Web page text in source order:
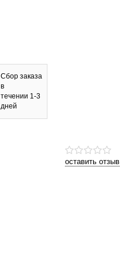
Сбор заказа
в
течении 1-3
дней
оставить отзыв